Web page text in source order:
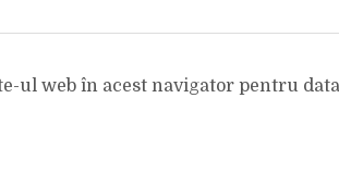
ul web în acest navigator pentru data